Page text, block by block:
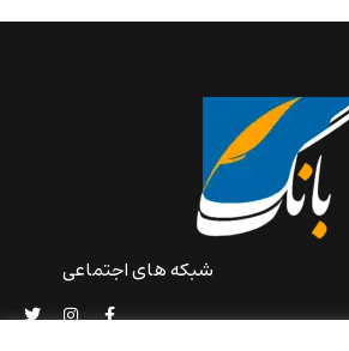
شبکه های اجتماعی